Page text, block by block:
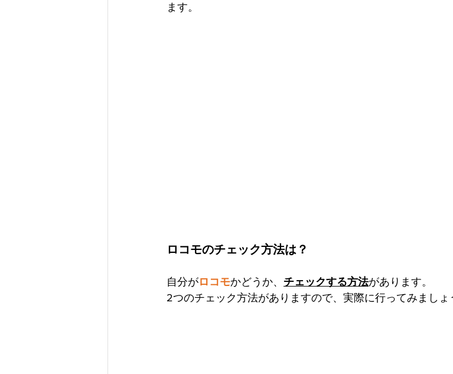
ます。
ロコモのチェック方法は？
自分がロコモかどうか、 チェックする方法があります。
2つのチェック方法がありますので、実際に行ってみましょ